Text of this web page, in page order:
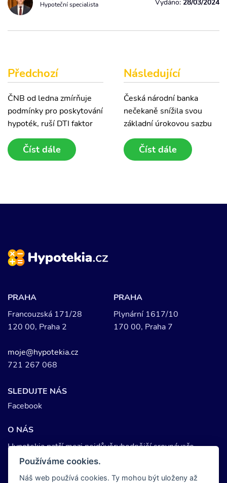
Hypoteční specialista Vydáno: 28/03/2024
Předchozí
ČNB od ledna zmírňuje
podmínky pro poskytování
hypoték, ruší DTI faktor
Číst dále
Následující
Česká národní banka
nečekaně snížila svou
základní úrokovou sazbu
Číst dále
PRAHA
Francouzská 171/28
120 00, Praha 2
moje@hypotekia.cz
721 267 068
PRAHA
Plynární 1617/10
170 00, Praha 7
SLEDUJTE NÁS
Facebook
O NÁS
Hypotekia patří mezi nejdůvěryhodnější srovnávače
hypotečních úvěrů. Každoročně si u nás provede srovnání
hypotéky více než 200.000 lidí. Splňujeme nejpřísnější
Používáme cookies.
Náš web používá cookies. Ty mohou být uloženy až